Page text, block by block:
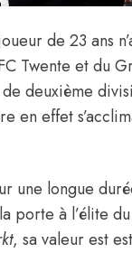
de 23 ans
Twente et du
deuxième
en effet
une longue
porte à l’élite
, sa valeur est